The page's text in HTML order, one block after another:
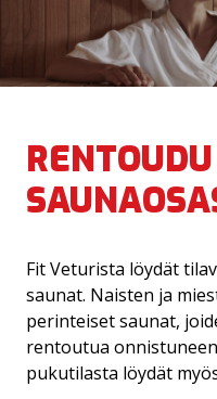
RENTOUDU
Fit Veturista löydät
saunat. Naisten ja
perinteiset saunat,
rentoutua
pukutilasta löydät
HYROX